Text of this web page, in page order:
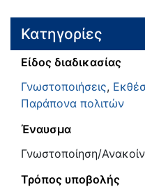
Κατηγορίες
Είδος διαδικασίας
Γνωστοποιήσεις,
Παράπονα πολιτών
Έναυσμα
Γνωστοποίηση/
Τρόπος υποβολής